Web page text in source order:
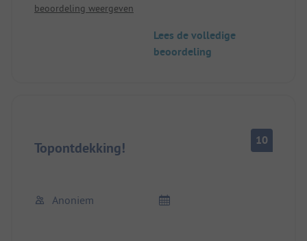
overnachtende gasten.
voormalig civiel defensiegebouw, 5 toiletten (3
voor vrouwen, 2 voor mannen) allemaal naast
beoordeling weergeven
Lees de volledige
beoordeling
Topontdekking! 10
Anoniem